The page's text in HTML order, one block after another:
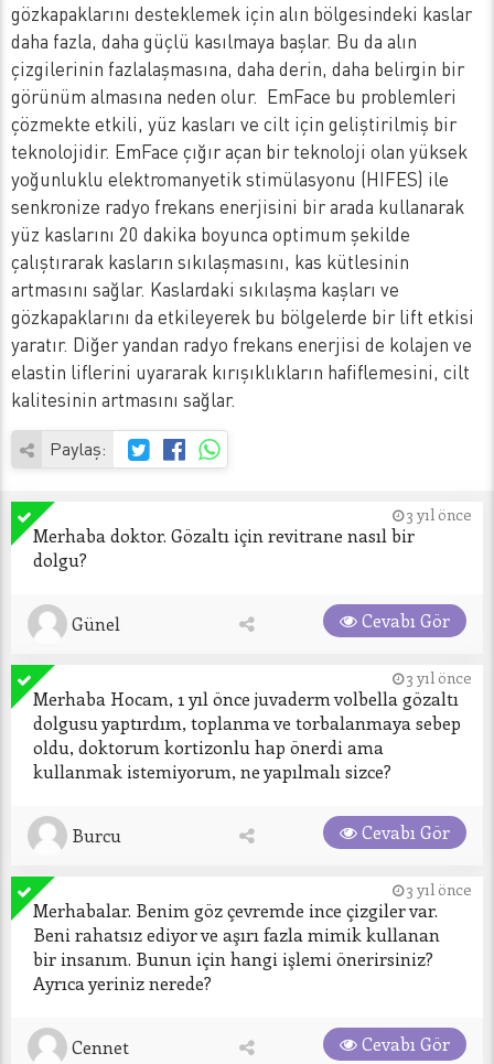
gözkapaklarını desteklemek için alın bölgesindeki kaslar
daha fazla, daha güçlü kasılmaya başlar. Bu da alın
çizgilerinin fazlalaşmasına, daha derin, daha belirgin bir
görünüm almasına neden olur. EmFace bu problemleri
çözmekte etkili, yüz kasları ve cilt için geliştirilmiş bir
teknolojidir. EmFace çığır açan bir teknoloji olan yüksek
yoğunluklu elektromanyetik stimülasyonu (HIFES) ile
senkronize radyo frekans enerjisini bir arada kullanarak
yüz kaslarını 20 dakika boyunca optimum şekilde
çalıştırarak kasların sıkılaşmasını, kas kütlesinin
artmasını sağlar. Kaslardaki sıkılaşma kaşları ve
gözkapaklarını da etkileyerek bu bölgelerde bir lift etkisi
yaratır. Diğer yandan radyo frekans enerjisi de kolajen ve
elastin liflerini uyararak kırışıklıkların hafiflemesini, cilt
kalitesinin artmasını sağlar.
Paylaş:
3 yıl önce
Merhaba doktor. Gözaltı için revitrane nasıl bir
dolgu?
Günel Cevabı Gör
3 yıl önce
Merhaba Hocam, 1 yıl önce juvaderm volbella gözaltı
dolgusu yaptırdım, toplanma ve torbalanmaya sebep
oldu, doktorum kortizonlu hap önerdi ama
kullanmak istemiyorum, ne yapılmalı sizce?
Burcu Cevabı Gör
3 yıl önce
Merhabalar. Benim göz çevremde ince çizgiler var.
Beni rahatsız ediyor ve aşırı fazla mimik kullanan
bir insanım. Bunun için hangi işlemi önerirsiniz?
Ayrıca yeriniz nerede?
Cennet Cevabı Gör